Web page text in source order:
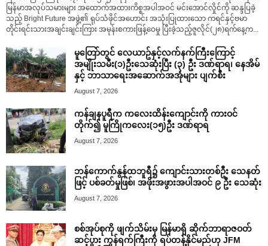
မြန်မာအလုပ်သမားများ အထောက်အထားကိစ္စအပါအဝင် မင်းအောင်လှိုင်ကို ဆန္ဒပြခဲ့
သည့် Bright Future အဖွဲ့၏ ရုပ်သံဖိုင်အဟောင်း အသုံးပြုထားသော ကရင်နှင့်ဗမာ
တိုင်းရင်းသားအချင်းချင်းကြား အမုန်းစကားဖြန့်ဝေမှု ပြီးခဲ့သည့်ဇူလိုင်(၂၈)ရက်နေ့က...
မူတြော်တွင် လေယာဥ်နှင့်လက်နက်ကြီးကြောင့်
အမျိုးသမီး(၁)ဦးသေဆုံးပြီး (၃) ဦး ဒဏ်ရာရ၊ နေအိမ်
နှင့် ဘာသာရေးအဆောက်အအုံများ ပျက်စီး
August 7, 2026
ကန်ချနပူရီက ကလေးထိန်းကျောင်းကို ကားဝင်
တိုက်၍ မူကြိုကလေး(၁၅)ဦး ဒဏ်ရာရ
August 7, 2026
ဘန်ကောက်နွန်ထဘူရီ၌ ကျောင်းသားတစ်ဦး သေနတ်
ဖြင့် ပစ်ခတ်မှုဖြစ်၊ အဖိုးအဖွားအပါအဝင် ၉ ဦး သေဆုံး
August 7, 2026
စစ်အုပ်စုကို ဖျက်သိမ်းမှ မြန်မာရှိ ဆိုက်ဘာရာဇဝတ်
ဆင့်ပွား ကွန်ရက်ကြီးကို ရပ်တန့်နိုင်မည်ဟု JFM